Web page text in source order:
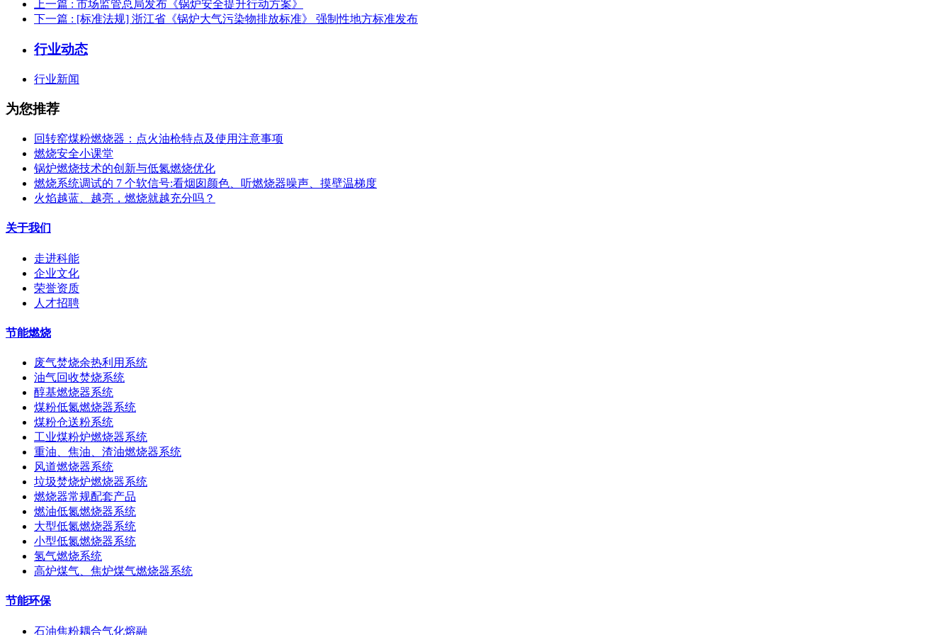
上一篇 : 市场监管总局发布《锅炉安全提升行动方案》
下一篇 : [标准法规] 浙江省《锅炉大气污染物排放标准》 强制性地方标准发布
行业动态
行业新闻
为您推荐
回转窑煤粉燃烧器：点火油枪特点及使用注意事项
燃烧安全小课堂
锅炉燃烧技术的创新与低氮燃烧优化
燃烧系统调试的 7 个软信号:看烟囱颜色、听燃烧器噪声、摸壁温梯度
火焰越蓝、越亮，燃烧就越充分吗？
关于我们
走进科能
企业文化
荣誉资质
人才招聘
节能燃烧
废气焚烧余热利用系统
油气回收焚烧系统
醇基燃烧器系统
煤粉低氮燃烧器系统
煤粉仓送粉系统
工业煤粉炉燃烧器系统
重油、焦油、渣油燃烧器系统
风道燃烧器系统
垃圾焚烧炉燃烧器系统
燃烧器常规配套产品
燃油低氮燃烧器系统
大型低氮燃烧器系统
小型低氮燃烧器系统
氢气燃烧系统
高炉煤气、焦炉煤气燃烧器系统
节能环保
石油焦粉耦合气化熔融